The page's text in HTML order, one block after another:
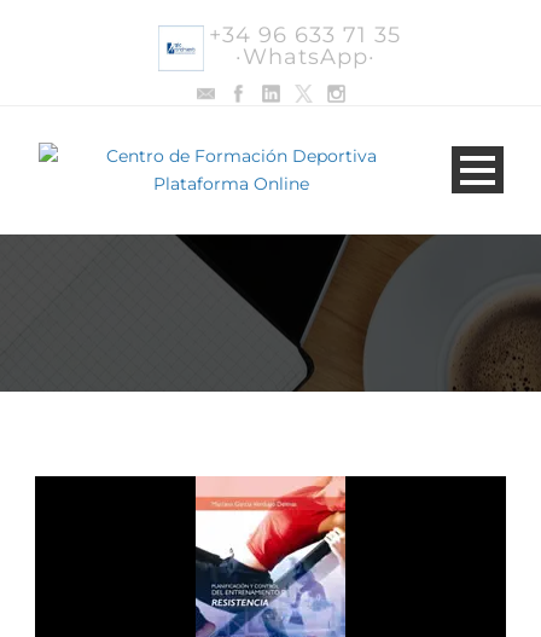
+34 96 633 71 35
·WhatsApp·